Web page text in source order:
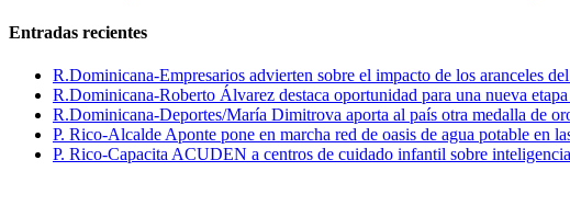
Entradas recientes
R.Dominicana-Empresarios advierten sobre el impacto de los aranceles
R.Dominicana-Roberto Álvarez destaca oportunidad para una nueva
R.Dominicana-Deportes/María Dimitrova aporta al país otra medalla de
P. Rico-Alcalde Aponte pone en marcha red de oasis de agua potable en
P. Rico-Capacita ACUDEN a centros de cuidado infantil sobre